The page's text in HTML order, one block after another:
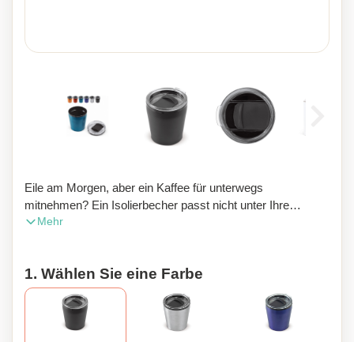
Eile am Morgen, aber ein Kaffee für unterwegs
mitnehmen? Ein Isolierbecher passt nicht unter Ihre
Kaffeemaschine? Die Schreibtischtasse ist die perfekte
innen aus Kunststoff. (180ml)
Mehr
1. Wählen Sie eine Farbe